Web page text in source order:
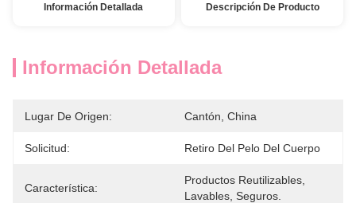
Información Detallada Descripción De Producto
Información Detallada
Lugar De Origen: Cantón, China
Solicitud: Retiro Del Pelo Del Cuerpo
Característica:
Productos Reutilizables,
Lavables, Seguros.